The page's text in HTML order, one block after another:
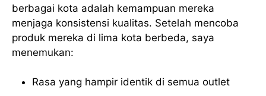
berbagai kota adalah kemampuan mereka
menjaga konsistensi kualitas. Setelah mencoba
produk mereka di lima kota berbeda, saya
menemukan:
Rasa yang hampir identik di semua outlet